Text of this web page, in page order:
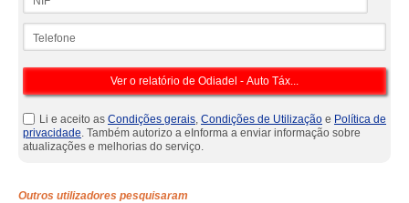
Li e aceito as Condições gerais, Condições de Utilização e Política de
privacidade. Também autorizo a eInforma a enviar informação sobre
atualizações e melhorias do serviço.
Outros utilizadores pesquisaram